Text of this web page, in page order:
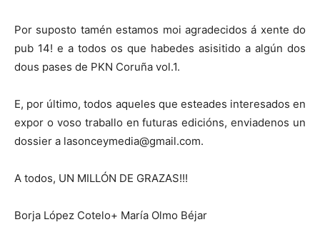
Por suposto tamén estamos moi agradecidos á xente do
pub 14! e a todos os que habedes asisitido a algún dos
dous pases de PKN Coruña vol.1.
E, por último, todos aqueles que esteades interesados en
expor o voso traballo en futuras edicións, enviadenos un
dossier a lasonceymedia@gmail.com.
A todos, UN MILLÓN DE GRAZAS!!!
Borja López Cotelo+ María Olmo Béjar